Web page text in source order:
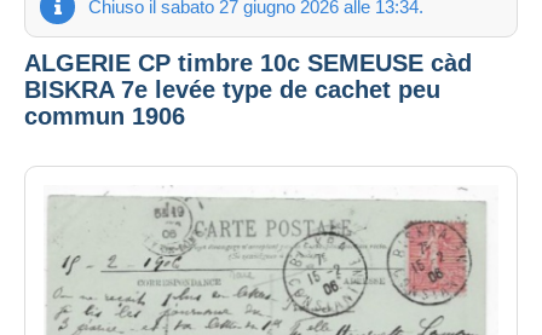
Chiuso il sabato 27 giugno 2026 alle 13:34.
ALGERIE CP timbre 10c SEMEUSE càd
BISKRA 7e levée type de cachet peu
commun 1906